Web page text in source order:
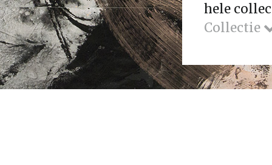
hele
Collectie